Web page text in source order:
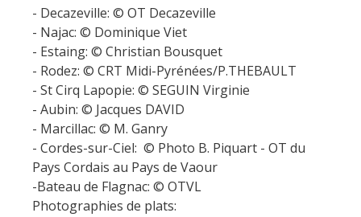
- Decazeville: © OT Decazeville
- Najac: © Dominique Viet
- Estaing: © Christian Bousquet
- Rodez: © CRT Midi-Pyrénées/P.THEBAULT
- St Cirq Lapopie: © SEGUIN Virginie
- Aubin: © Jacques DAVID
- Marcillac: © M. Ganry
- Cordes-sur-Ciel: © Photo B. Piquart - OT du
Pays Cordais au Pays de Vaour
-Bateau de Flagnac: © OTVL
Photographies de plats: